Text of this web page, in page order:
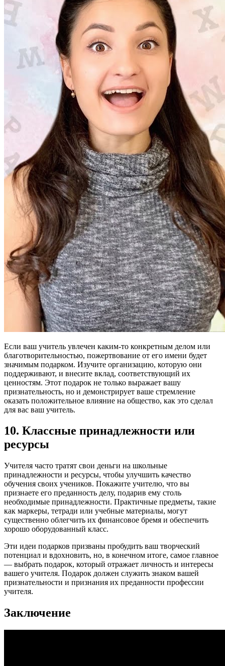
Если ваш учитель увлечен каким-то конкретным делом или
благотворительностью, пожертвование от его имени будет
значимым подарком. Изучите организацию, которую они
поддерживают, и внесите вклад, соответствующий их
ценностям. Этот подарок не только выражает вашу
признательность, но и демонстрирует ваше стремление
оказать положительное влияние на общество, как это сделал
для вас ваш учитель.
10. Классные принадлежности или
ресурсы
Учителя часто тратят свои деньги на школьные
принадлежности и ресурсы, чтобы улучшить качество
обучения своих учеников. Покажите учителю, что вы
признаете его преданность делу, подарив ему столь
необходимые принадлежности. Практичные предметы, такие
как маркеры, тетради или учебные материалы, могут
существенно облегчить их финансовое бремя и обеспечить
хорошо оборудованный класс.
Эти идеи подарков призваны пробудить ваш творческий
потенциал и вдохновить, но, в конечном итоге, самое главное
— выбрать подарок, который отражает личность и интересы
вашего учителя. Подарок должен служить знаком вашей
признательности и признания их преданности профессии
учителя.
Заключение